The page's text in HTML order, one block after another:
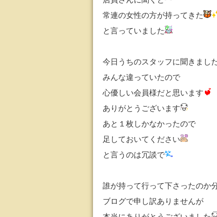
常連の女性の方が持ってきた
と言っていました
今日 うちのスタッフに聞きまし
みんな違っていたので
心優しい会員様だと思います
ありがとうございます
あと１枚しかなかったので
足しておいてください
と言うのは冗談で
誰が持って行って下さったのか
ブログで申し訳ありませんが